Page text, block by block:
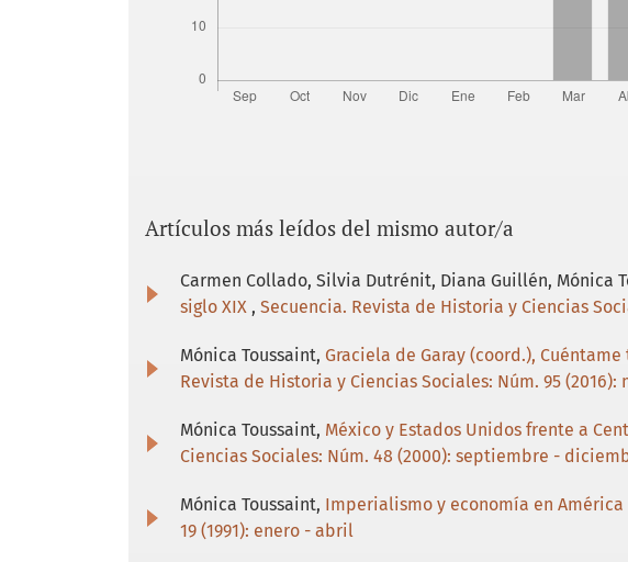
Artículos más leídos del mismo autor/a
Carmen Collado, Silvia Dutrénit, Diana Guillén, Mónica
siglo XIX , Secuencia. Revista de Historia y Ciencias
Mónica Toussaint, Graciela de Garay (coord.),
Revista de Historia y Ciencias Sociales: Núm. 95 (2016):
Mónica Toussaint, México y Estados Unidos frente a
Ciencias Sociales: Núm. 48 (2000): septiembre -
Mónica Toussaint, Imperialismo y economía en
19 (1991): enero - abril